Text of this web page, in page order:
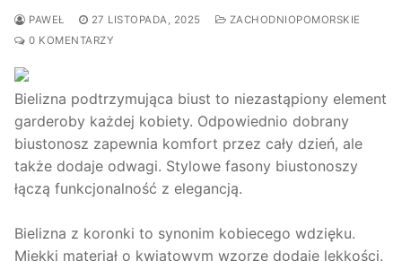
PAWEŁ 27 LISTOPADA, 2025
ZACHODNIOPOMORSKIE
0 KOMENTARZY
Bielizna podtrzymująca biust to niezastąpiony element
garderoby każdej kobiety. Odpowiednio dobrany
biustonosz zapewnia komfort przez cały dzień, ale
także dodaje odwagi. Stylowe fasony biustonoszy
łączą funkcjonalność z elegancją.
Bielizna z koronki to synonim kobiecego wdzięku.
Miękki materiał o kwiatowym wzorze dodaje lekkości.